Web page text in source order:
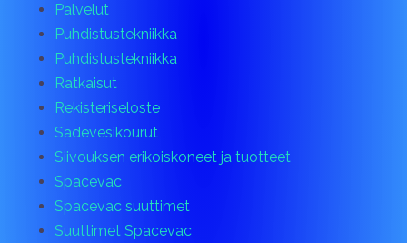
Palvelut
Puhdistustekniikka
Puhdistustekniikka
Ratkaisut
Rekisteriseloste
Sadevesikourut
Siivouksen erikoiskoneet ja tuotteet
Spacevac
Spacevac suuttimet
Suuttimet Spacevac